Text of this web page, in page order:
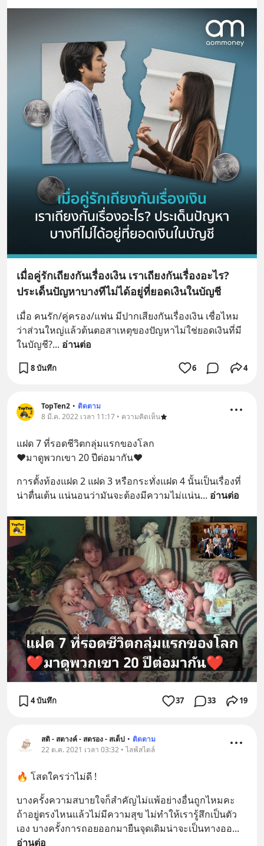
เมื่อคู่รักเถียงกันเรื่องเงิน เราเถียงกันเรื่องอะไร?
ประเด็นปัญหาบางทีไม่ได้อยู่ที่ยอดเงินในบัญชี
เมื่อ คนรัก/คู่ครอง/แฟน มีปากเสียงกันเรื่องเงิน เชื่อไหม
ว่าส่วนใหญ่แล้วต้นตอสาเหตุของปัญหาไม่ใช่ยอดเงินที่มี
ในบัญชี?... อ่านต่อ
8 บันทึก 6 4
TopTen2 • ติดตาม
8 มี.ค. 2022 เวลา 11:17 • ความคิดเห็น
แฝด 7 ที่รอดชีวิตกลุ่มแรกของโลก
❤️มาดูพวกเขา 20 ปีต่อมากัน❤️
การตั้งท้องแฝด 2 แฝด 3 หรือกระทั่งแฝด 4 นั้นเป็นเรื่องที่
น่าตื่นเต้น แน่นอนว่ามันจะต้องมีความไม่แน่น... อ่านต่อ
4 บันทึก 37 33 19
สติ - สตางค์ - สตรอง - สเต็ป • ติดตาม
22 ต.ค. 2021 เวลา 03:32 • ไลฟ์สไตล์
🔥 โสดใครว่าไม่ดี !
บางครั้งความสบายใจก็สำคัญไม่แพ้อย่างอื่นถูกไหมคะ
ถ้าอยู่ตรงไหนแล้วไม่มีความสุข ไม่ทำให้เรารู้สึกเป็นตัว
เอง บางครั้งการถอยออกมายืนจุดเดิมน่าจะเป็นทางออ
อ่านต่อ